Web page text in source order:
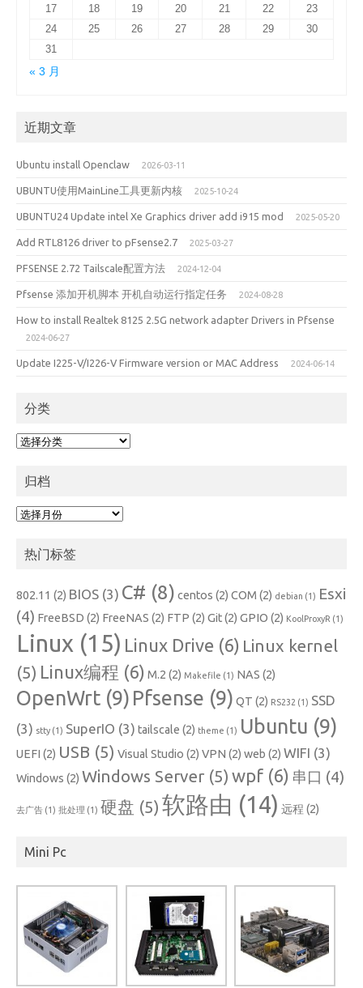
17
18 19 20 21 22
23
24
25 26 27 28 29
30
31
« 3 月
近期文章
Ubuntu install Openclaw 2026-03-11
UBUNTU使用MainLine工具更新内核 2025-10-24
UBUNTU24 Update intel Xe Graphics driver add i915 mod 2025-05-20
Add RTL8126 driver to pFsense2.7 2025-03-27
PFSENSE 2.72 Tailscale配置方法 2024-12-04
Pfsense 添加开机脚本 开机自动运行指定任务 2024-08-28
How to install Realtek 8125 2.5G network adapter Drivers in Pfsense
2024-06-27
Update I225-V/I226-V Firmware version or MAC Address 2024-06-14
分类
分
归档
归
热门标签
802.11 (2) BIOS (3) C# (8) centos (2) COM (2) debian (1) Esxi
(4) FreeBSD (2) FreeNAS (2) FTP (2) Git(2) GPIO (2) KoolProxyR (1)
Linux (15) Linux Drive (6) Linux kernel
(5) Linux编程 (6) M.2 (2) Makefile (1) NAS (2)
OpenWrt (9) Pfsense (9) QT (2) RS232 (1) SSD
(3) stty (1) SuperIO (3) tailscale (2) theme (1) Ubuntu (9)
UEFI (2) USB (5) Visual Studio (2) VPN (2) web (2) WIFI (3)
Windows (2) Windows Server (5) wpf (6) 串口 (4)
去广告 (1) 批处理 (1) 硬盘 (5) 软路由 (14) 远程 (2)
Mini Pc